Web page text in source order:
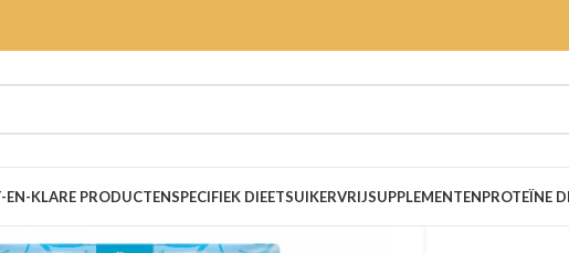
EN-KLARE PRODUCTENSPECIFIEK DIEETSUIKERVRIJSUPPLEMENTENPROTEÏNE